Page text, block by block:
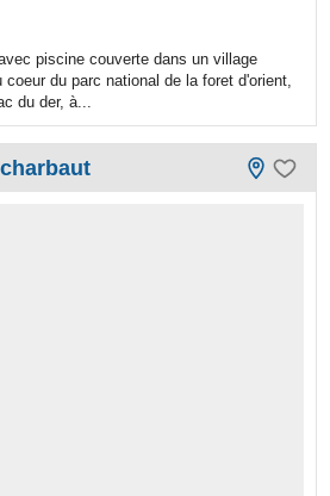
piscine couverte dans un village
du parc national de la foret d'orient,
du der, à...